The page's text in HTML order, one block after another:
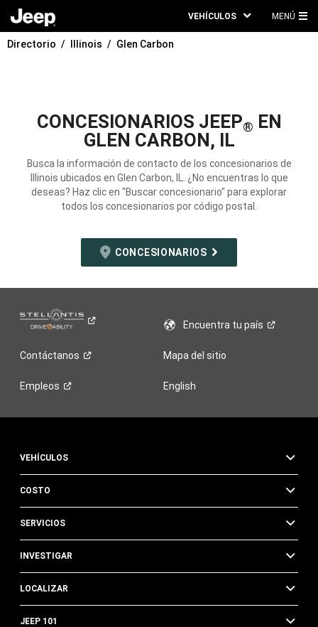
VEHÍCULOS MENÚ
Directorio Illinois Glen Carbon
CONCESIONARIOS JEEP® EN
GLEN CARBON, IL
Busca la información de contacto de los concesionarios de
Illinois ubicados en Glen Carbon, IL. ¿No encuentras lo que
deseas? Haz clic en "Buscar concesionario" para explorar
todos los concesionarios por código postal.
CONCESIONARIOS
Encuentra tupaís
Contáctanos Mapa del sitio
Empleos English
VEHÍCULOS
COSTO
SERVICIOS
INVESTIGAR
LOCALIZAR
JEEP 101